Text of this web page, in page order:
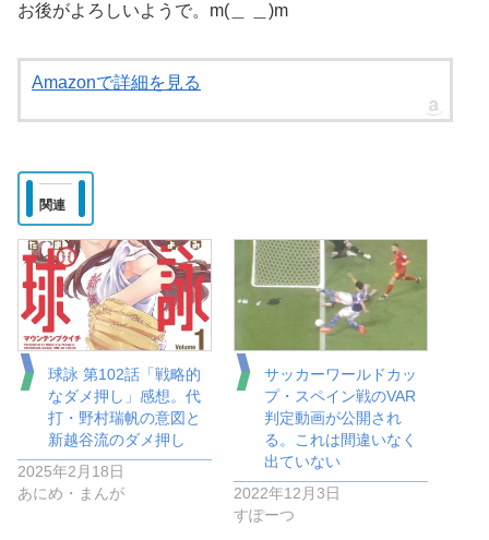
お後がよろしいようで。m(＿ ＿)m
Amazonで詳細を見る
関連
球詠 第102話「戦略的
なダメ押し」感想。代
打・野村瑞帆の意図と
新越谷流のダメ押し
2025年2月18日
あにめ・まんが
サッカーワールドカッ
プ・スペイン戦のVAR
判定動画が公開され
る。これは間違いなく
出ていない
2022年12月3日
すぽーつ